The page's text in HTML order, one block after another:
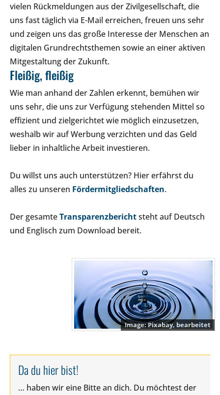
vielen Rückmeldungen aus der Zivilgesellschaft, die
uns fast täglich via E-Mail erreichen, freuen uns sehr
und zeigen uns das große Interesse der Menschen an
digitalen Grundrechtsthemen sowie an einer aktiven
Mitgestaltung der Zukunft.
Fleißig, fleißig
Wie man anhand der Zahlen erkennt, bemühen wir
uns sehr, die uns zur Verfügung stehenden Mittel so
effizient und zielgerichtet wie möglich einzusetzen,
weshalb wir auf Werbung verzichten und das Geld
lieber in inhaltliche Arbeit investieren.
Du willst uns auch unterstützen? Hier erfährst du
alles zu unseren Fördermitgliedschaften.
Der gesamteTransparenzberichtsteht auf Deutsch
und Englisch zum Download bereit.
Pixabay, bearbeitet
Da du hier bist!
… haben wir eine Bitte an dich. Du möchtest der